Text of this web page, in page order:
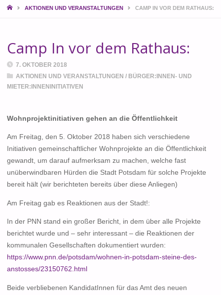
STARTAKTIONEN UND VERANSTALTUNGEN CAMP IN VOR DEM RATHAUS:
Camp In vor dem Rathaus:
7. OKTOBER 2018
AKTIONEN UND VERANSTALTUNGEN / BÜRGER:INNEN- UND
MIETER:INNENINITIATIVEN
Wohnprojektinitiativen gehen an die Öffentlichkeit
Am Freitag, den 5. Oktober 2018 haben sich verschiedene
Initiativen gemeinschaftlicher Wohnprojekte an die Öffentlichkeit
gewandt, um darauf aufmerksam zu machen, welche fast
unüberwindbaren Hürden die Stadt Potsdam für solche Projekte
bereit hält (wir berichteten bereits über diese Anliegen)
Am Freitag gab es Reaktionen aus der Stadt!:
In der PNN stand ein großer Bericht, in dem über alle Projekte
berichtet wurde und – sehr interessant – die Reaktionen der
kommunalen Gesellschaften dokumentiert wurden:
https://www.pnn.de/potsdam/wohnen-in-potsdam-steine-des-
anstosses/23150762.html
Beide verbliebenen KandidatInnen für das Amt des neuen